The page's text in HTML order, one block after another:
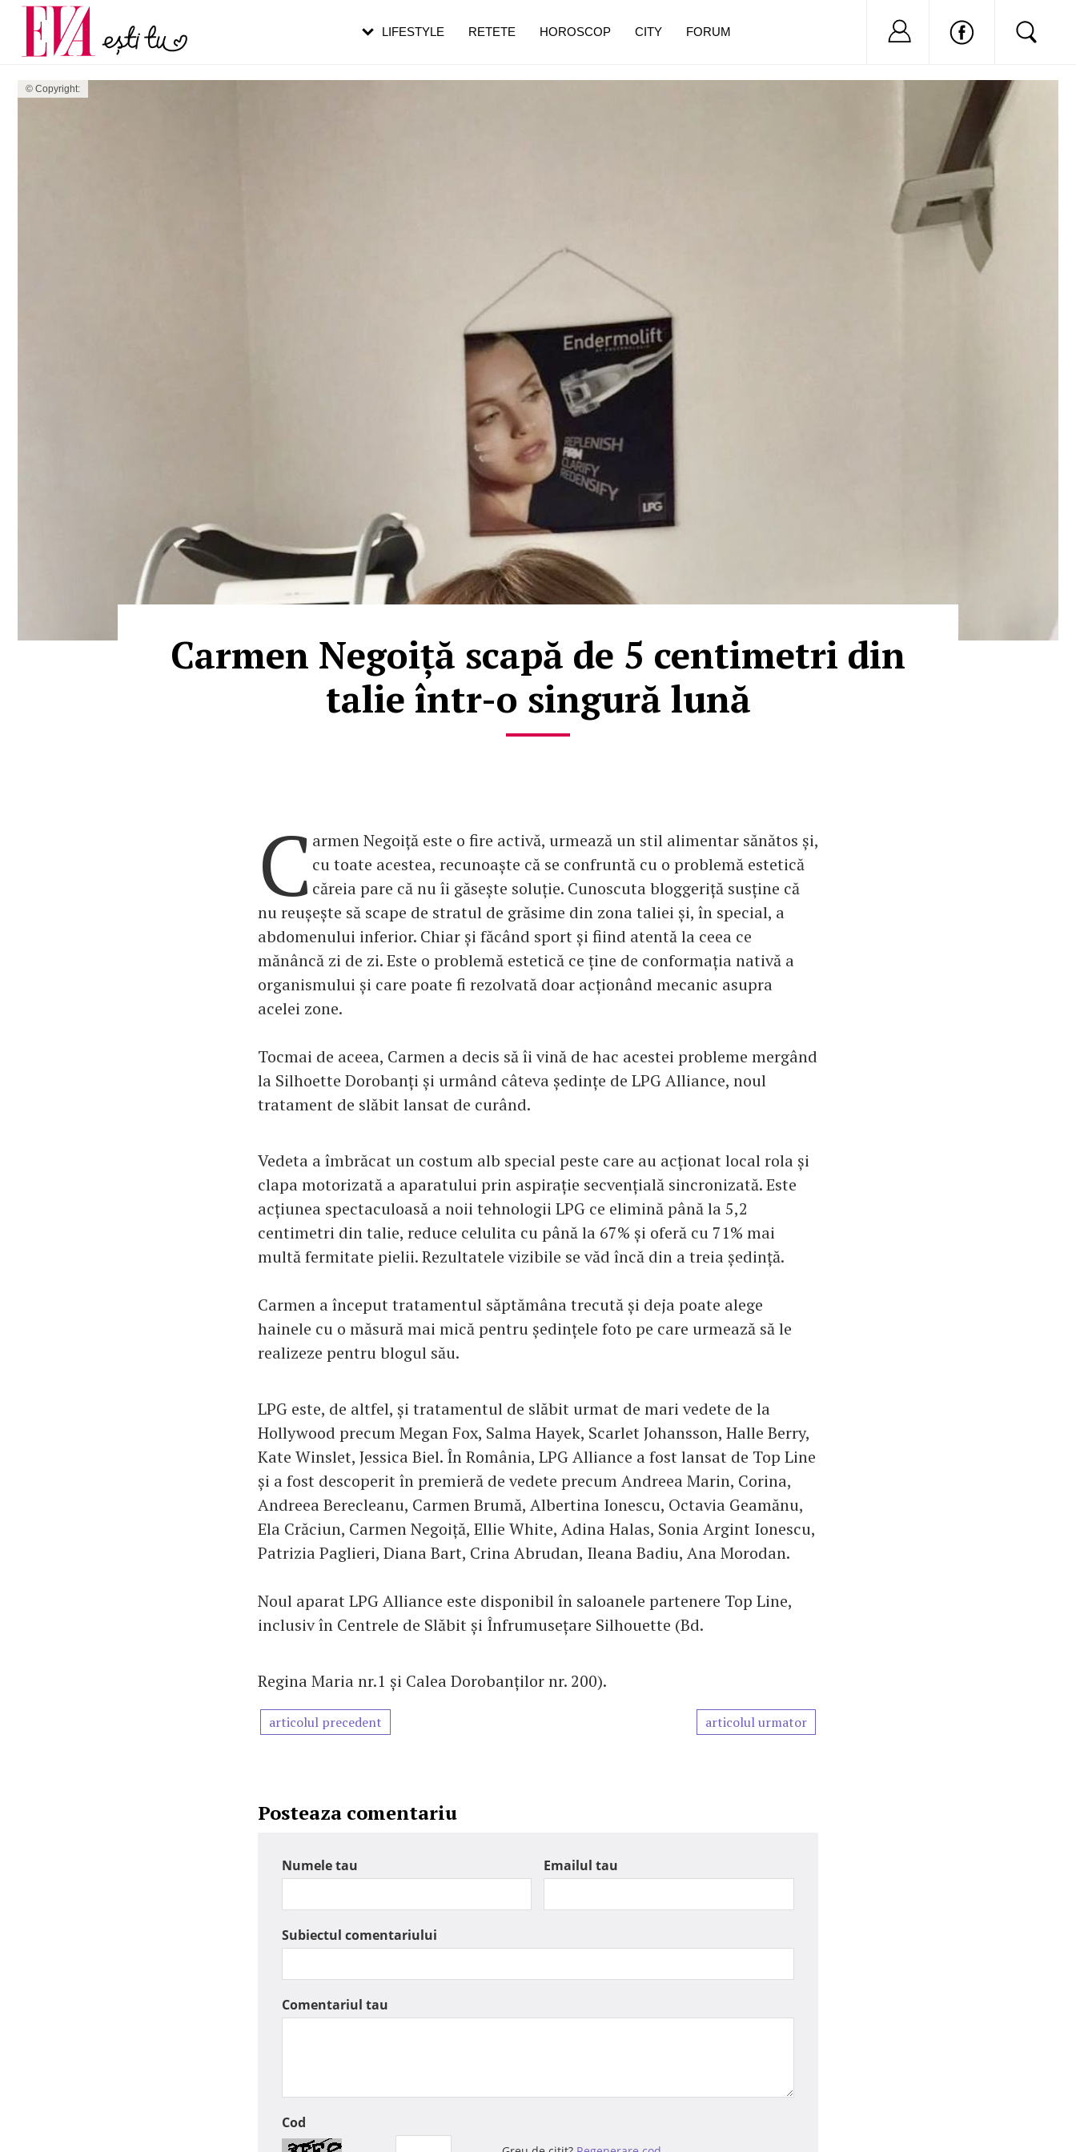
© Copyright:
Carmen Negoiță scapă de 5 centimetri din
talie într-o singură lună
C armen Negoiță este o fire activă, urmează un stil alimentar sănătos și,
cu toate acestea, recunoaște că se confruntă cu o problemă estetică
căreia pare că nu îi găsește soluție. Cunoscuta bloggeriță susține că
nu reușește să scape de stratul de grăsime din zona taliei și, în special, a
abdomenului inferior. Chiar și făcând sport și fiind atentă la ceea ce
mănâncă zi de zi. Este o problemă estetică ce ține de conformația nativă a
organismului și care poate fi rezolvată doar acționând mecanic asupra
acelei zone.
Tocmai de aceea, Carmen a decis să îi vină de hac acestei probleme mergând
la Silhoette Dorobanți și urmând câteva ședințe de LPG Alliance, noul
tratament de slăbit lansat de curând.
Vedeta a îmbrăcat un costum alb special peste care au acționat local rola și
clapa motorizată a aparatului prin aspirație secvențială sincronizată. Este
acțiunea spectaculoasă a noii tehnologii LPG ce elimină până la 5,2
centimetri din talie, reduce celulita cu până la 67% și oferă cu 71% mai
multă fermitate pielii. Rezultatele vizibile se văd încă din a treia ședință.
Carmen a început tratamentul săptămâna trecută și deja poate alege
hainele cu o măsură mai mică pentru ședințele foto pe care urmează să le
realizeze pentru blogul său.
LPG este, de altfel, și tratamentul de slăbit urmat de mari vedete de la
Hollywood precum Megan Fox, Salma Hayek, Scarlet Johansson, Halle Berry,
Kate Winslet, Jessica Biel. În România, LPG Alliance a fost lansat de Top Line
și a fost descoperit în premieră de vedete precum Andreea Marin, Corina,
Andreea Berecleanu, Carmen Brumă, Albertina Ionescu, Octavia Geamănu,
Ela Crăciun, Carmen Negoiță, Ellie White, Adina Halas, Sonia Argint Ionescu,
Patrizia Paglieri, Diana Bart, Crina Abrudan, Ileana Badiu, Ana Morodan.
Noul aparat LPG Alliance este disponibil în saloanele partenere Top Line,
inclusiv în Centrele de Slăbit și Înfrumusețare Silhouette (Bd.
Regina Maria nr.1 și Calea Dorobanților nr. 200).
articolul precedent articolul urmator
Posteaza comentariu
Numele tau Emailul tau
Subiectul comentariului
Comentariul tau
Cod
LIFESTYLE RETETE HOROSCOP CITY FORUM Nu ai cont?
Carieră
Actualitate
pe măsură ce înaintezi în vârstă